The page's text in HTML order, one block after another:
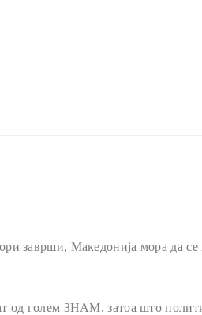
заврши, Македонија мора да се
од голем ЗНАМ, затоа што